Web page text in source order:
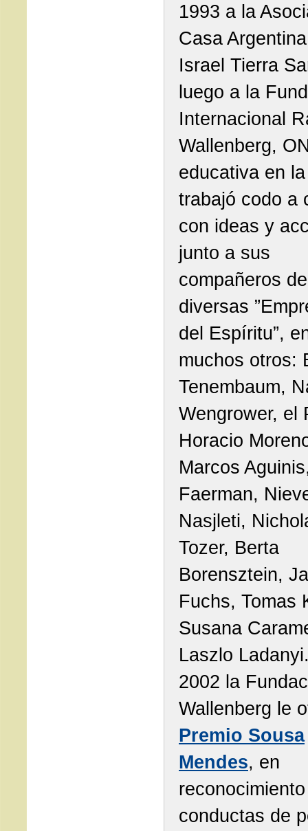
1993 a la
Casa
Israel Tierra
luego a la
Internacional
Wallenberg,
educativa en
trabajó codo a
con ideas y
junto a sus
compañeros
diversas
del Espíritu”,
muchos otros:
Tenembaum,
Wengrower, el
Horacio
Marcos
Faerman,
Nasjleti,
Tozer, Berta
Borensztein,
Fuchs, Tomas
Susana
Laszlo
2002 la
Wallenberg le
Premio Sousa
Mendes, en
conductas de